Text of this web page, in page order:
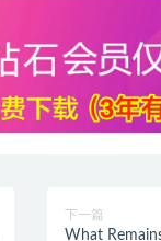
下一篇
What